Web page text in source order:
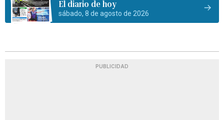
El diario de hoy
sábado, 8 de agosto de 2026
PUBLICIDAD